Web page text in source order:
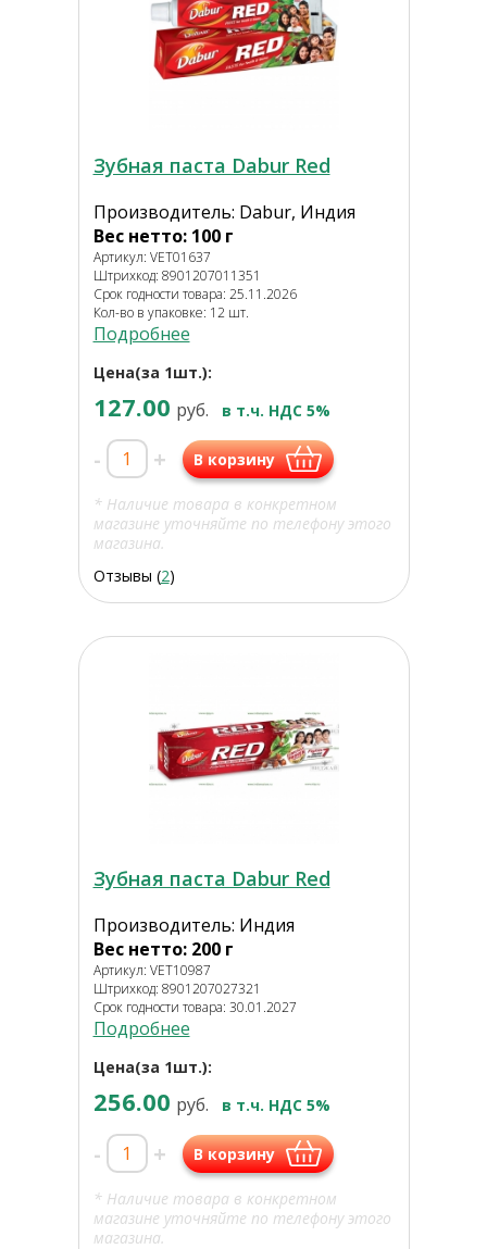
Зубная паста Dabur Red
Производитель: Dabur, Индия
Вес нетто: 100 г
Артикул: VET01637
Штрихкод: 8901207011351
Срок годности товара: 25.11.2026
Кол-во в упаковке: 12 шт.
Подробнее
Цена(за 1шт.):
127.00 руб. в т.ч. НДС 5%
- + В корзину
* Наличие товара в конкретном
магазине уточняйте по телефону этого
магазина.
Отзывы (2)
Зубная паста Dabur Red
Производитель: Индия
Вес нетто: 200 г
Артикул: VET10987
Штрихкод: 8901207027321
Срок годности товара: 30.01.2027
Подробнее
Цена(за 1шт.):
256.00 руб. в т.ч. НДС 5%
- + В корзину
* Наличие товара в конкретном
магазине уточняйте по телефону этого
магазина.